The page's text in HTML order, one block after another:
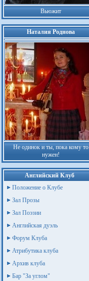
Вьюжит
Наталия Роднова
Не одинок и ты, пока кому то
нужен!
Английский Клуб
Положение о Клубе
Зал Прозы
Зал Поэзии
Английская дуэль
Форум Клуба
Атрибутика клуба
Архив клуба
Бар "За углом"